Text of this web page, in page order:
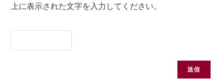
上に表示された文字を入力してください。